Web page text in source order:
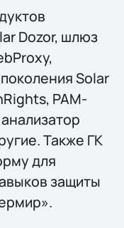
Dozor, шлюз
Solar
PAM-
Также ГК
для
защиты